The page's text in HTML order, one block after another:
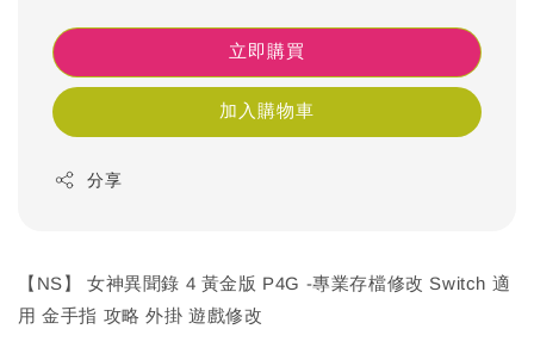
立即購買
加入購物車
分享
【NS】 女神異聞錄 4 黃金版 P4G -專業存檔修改 Switch 適
用 金手指 攻略 外掛 遊戲修改